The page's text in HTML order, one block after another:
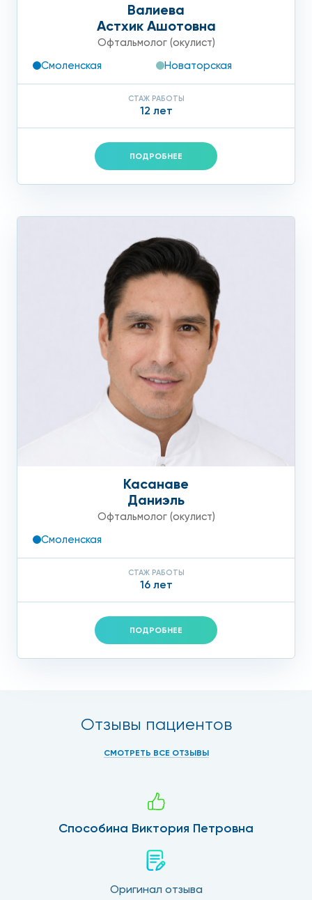
Валиева
Астхик Ашотовна
Офтальмолог (окулист)
Смоленская
Новаторская
СТАЖ РАБОТЫ
12 лет
ПОДРОБНЕЕ
Касанаве
Даниэль
Офтальмолог (окулист)
Смоленская
СТАЖ РАБОТЫ
16 лет
ПОДРОБНЕЕ
Отзывы пациентов
СМОТРЕТЬ ВСЕ ОТЗЫВЫ
Способина Виктория Петровна
Оригинал отзыва